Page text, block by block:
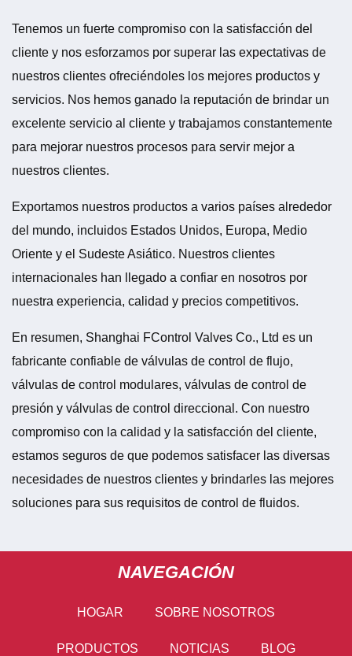
Tenemos un fuerte compromiso con la satisfacción del
cliente y nos esforzamos por superar las expectativas de
nuestros clientes ofreciéndoles los mejores productos y
servicios. Nos hemos ganado la reputación de brindar un
excelente servicio al cliente y trabajamos constantemente
para mejorar nuestros procesos para servir mejor a
nuestros clientes.
Exportamos nuestros productos a varios países alrededor
del mundo, incluidos Estados Unidos, Europa, Medio
Oriente y el Sudeste Asiático. Nuestros clientes
internacionales han llegado a confiar en nosotros por
nuestra experiencia, calidad y precios competitivos.
En resumen, Shanghai FControl Valves Co., Ltd es un
fabricante confiable de válvulas de control de flujo,
válvulas de control modulares, válvulas de control de
presión y válvulas de control direccional. Con nuestro
compromiso con la calidad y la satisfacción del cliente,
estamos seguros de que podemos satisfacer las diversas
necesidades de nuestros clientes y brindarles las mejores
soluciones para sus requisitos de control de fluidos.
NAVEGACIÓN
HOGAR SOBRE NOSOTROS
PRODUCTOS NOTICIAS BLOG